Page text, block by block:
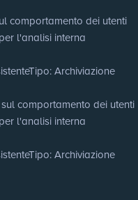
comportamento dei utenti
l'analisi interna
Tipo: Archiviazione
comportamento dei utenti
l'analisi interna
Tipo: Archiviazione